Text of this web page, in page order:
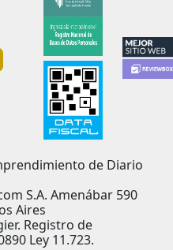
de Diario
S.A. Amenábar 590
Aires
Registro de
Ley 11.723.